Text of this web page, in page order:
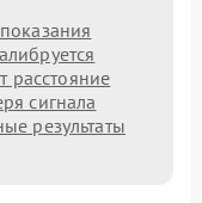
расстояние
сигнала
результаты